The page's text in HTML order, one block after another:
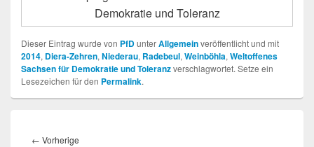
Dieser Eintrag wurde von PfDunterAllgemeinveröffentlicht und mit
2014, Diera-Zehren, Niederau, Radebeul, Weinböhla, Weltoffenes
Sachsen für Demokratie und Toleranzverschlagwortet. Setze ein
Lesezeichen für den Permalink.
← Vorherige